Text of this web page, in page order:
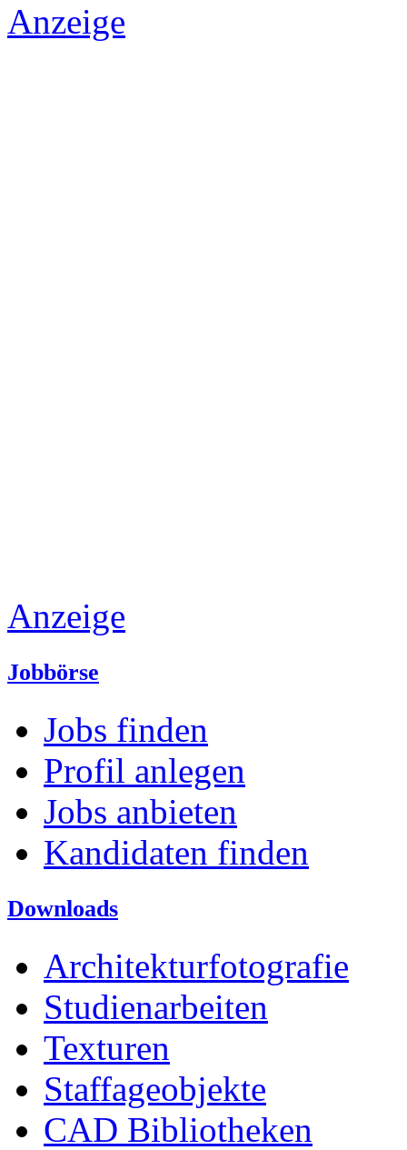
Anzeige
Anzeige
Jobbörse
Jobs finden
Profil anlegen
Jobs anbieten
Kandidaten finden
Downloads
Architekturfotografie
Studienarbeiten
Texturen
Staffageobjekte
CAD Bibliotheken